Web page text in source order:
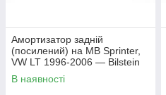
Амортизатор задній
(посилений) на MB Sprinter,
VW LT 1996-2006 — Bilstein
(Німеччина) — 19-100180
В наявності